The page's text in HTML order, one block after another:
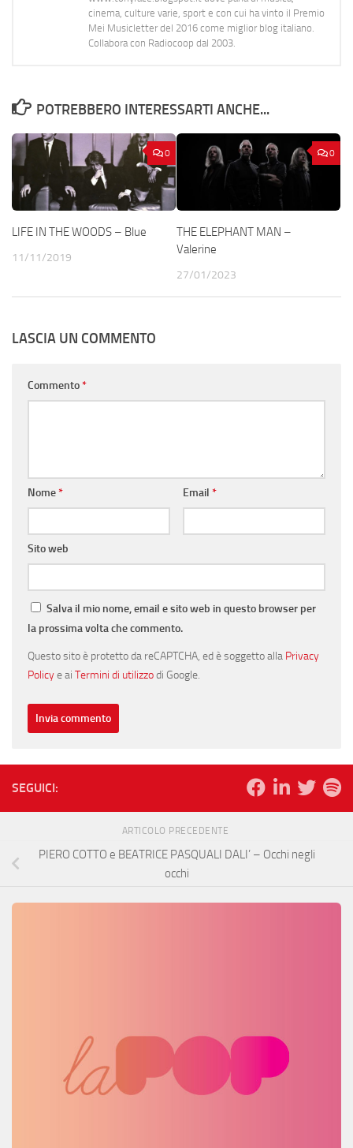
cinema, culture varie, sport e con cui ha vinto il Premio
Mei Musicletter del 2016 come miglior blog italiano.
Collabora con Radiocoop dal 2003.
POTREBBERO INTERESSARTI ANCHE...
0
LIFE IN THE WOODS – Blue
11/11/2019
0
THE ELEPHANT MAN –
Valerine
27/01/2023
LASCIA UN COMMENTO
Commento*
Nome* Email *
Sito web
Salva il mio nome, email e sito web in questo browser per
la prossima volta che commento.
Questo sito è protetto da reCAPTCHA, ed è soggetto alla Privacy
Policye ai Termini di utilizzodi Google.
SEGUICI:
ARTICOLO PRECEDENTE
PIERO COTTO e BEATRICE PASQUALI DALI’ – Occhi negli
occhi